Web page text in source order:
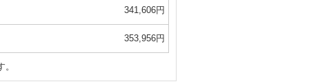
341,606円
353,956円